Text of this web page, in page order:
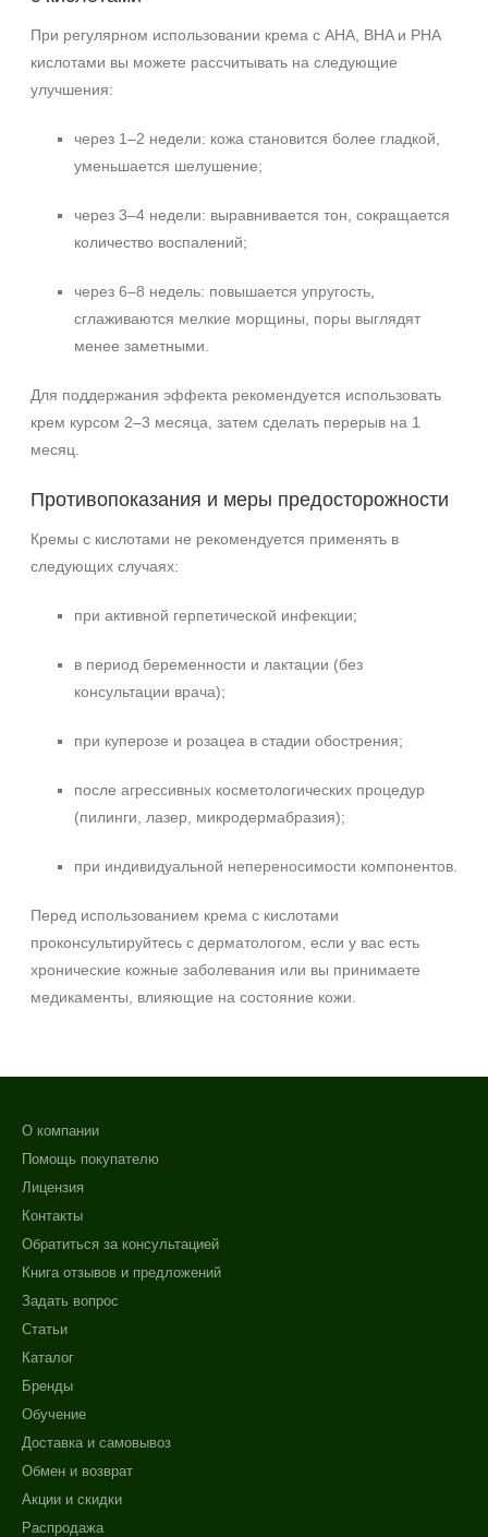
При регулярном использовании крема с AHA, BHA и PHA
кислотами вы можете рассчитывать на следующие
улучшения:
через 1–2 недели: кожа становится более гладкой,
уменьшается шелушение;
через 3–4 недели: выравнивается тон, сокращается
количество воспалений;
через 6–8 недель: повышается упругость,
сглаживаются мелкие морщины, поры выглядят
менее заметными.
Для поддержания эффекта рекомендуется использовать
крем курсом 2–3 месяца, затем сделать перерыв на 1
месяц.
Противопоказания и меры предосторожности
Кремы с кислотами не рекомендуется применять в
следующих случаях:
при активной герпетической инфекции;
в период беременности и лактации (без
консультации врача);
при куперозе и розацеа в стадии обострения;
после агрессивных косметологических процедур
(пилинги, лазер, микродермабразия);
при индивидуальной непереносимости компонентов.
Перед использованием крема с кислотами
проконсультируйтесь с дерматологом, если у вас есть
хронические кожные заболевания или вы принимаете
медикаменты, влияющие на состояние кожи.
О компании
Помощь покупателю
Лицензия
Контакты
Обратиться за консультацией
Книга отзывов и предложений
Задать вопрос
Статьи
Каталог
Бренды
Обучение
Доставка и самовывоз
Обмен и возврат
Акции и скидки
Распродажа